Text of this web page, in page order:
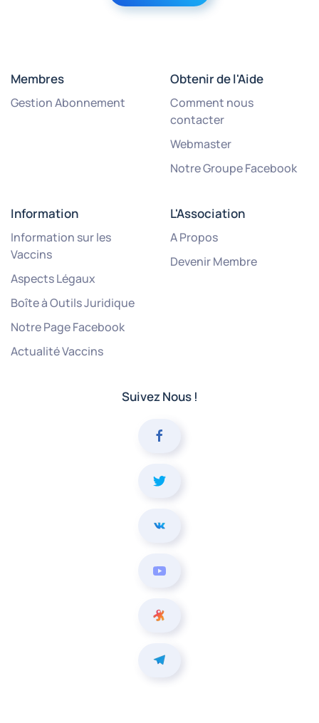
Membres
Gestion Abonnement
Obtenir de l'Aide
Comment nous
contacter
Webmaster
Notre Groupe Facebook
Information
Information sur les
Vaccins
Aspects Légaux
Boîte à Outils Juridique
Notre Page Facebook
Actualité Vaccins
L'Association
A Propos
Devenir Membre
Suivez Nous !